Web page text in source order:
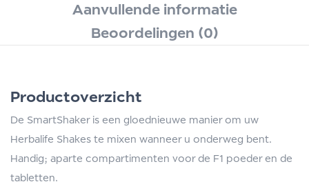
Aanvullende informatie
Beoordelingen (0)
Productoverzicht
De SmartShaker is een gloednieuwe manier om uw
Herbalife Shakes te mixen wanneer u onderweg bent.
Handig; aparte compartimenten voor de F1 poeder en de
tabletten.